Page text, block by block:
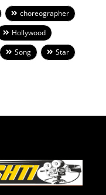
choreographer
Hollywood
Song
Star